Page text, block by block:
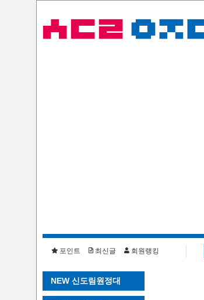
포인트 최신글 회원랭킹
NEW 신도림원정대